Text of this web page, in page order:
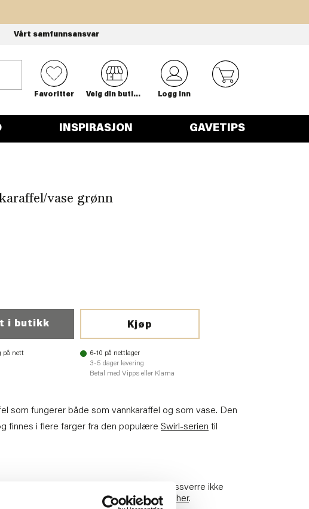
Vårt samfunnsansvar
0
Favoritter Velg din butikk Logg inn
INSPIRASJON GAVETIPS
vase grønn
Kjøp
i butikk
6-10 på nettlager
3-5 dager levering
Betal med Vipps eller Klarna
på nett
som fungerer både som vannkaraffel og som vase. Den
finnes i flere farger fra den populære Swirl-serien til
må sendes i retur til vårt lager og kan dessverre ikke
Les hvordan du returnerer her.